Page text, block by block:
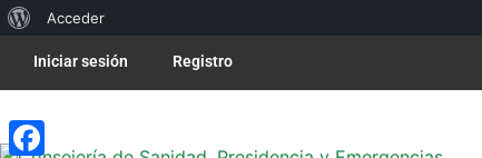
Acceder
Iniciar sesión Registro